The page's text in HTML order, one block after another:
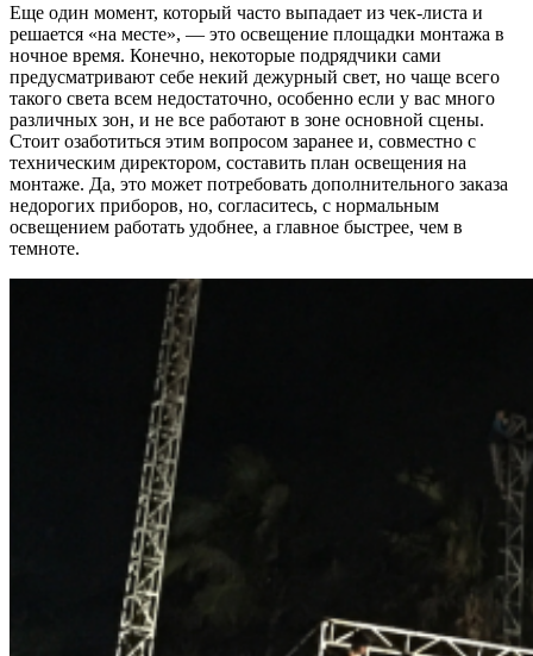
Еще один момент, который часто выпадает из чек-листа и
решается «на месте», — это освещение площадки монтажа в
ночное время. Конечно, некоторые подрядчики сами
предусматривают себе некий дежурный свет, но чаще всего
такого света всем недостаточно, особенно если у вас много
различных зон, и не все работают в зоне основной сцены.
Стоит озаботиться этим вопросом заранее и, совместно с
техническим директором, составить план освещения на
монтаже. Да, это может потребовать дополнительного заказа
недорогих приборов, но, согласитесь, с нормальным
освещением работать удобнее, а главное быстрее, чем в
темноте.